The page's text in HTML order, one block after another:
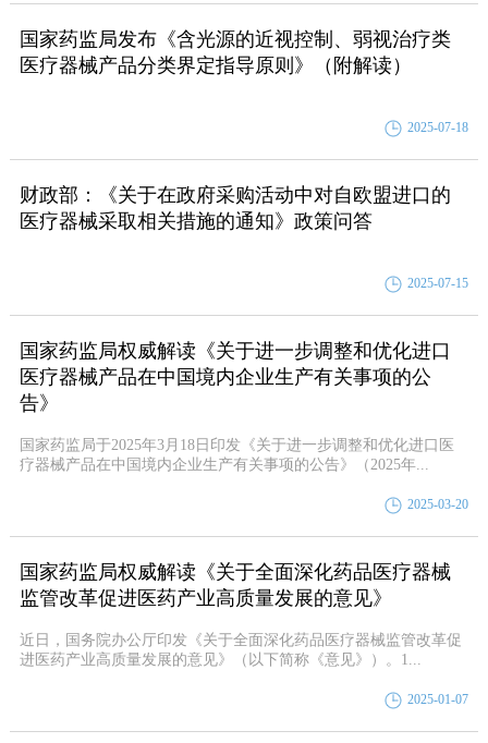
国家药监局发布《含光源的近视控制、弱视治疗类
医疗器械产品分类界定指导原则》（附解读）
2025-07-18
财政部：《关于在政府采购活动中对自欧盟进口的
医疗器械采取相关措施的通知》政策问答
2025-07-15
国家药监局权威解读《关于进一步调整和优化进口
医疗器械产品在中国境内企业生产有关事项的公
告》
国家药监局于2025年3月18日印发《关于进一步调整和优化进口医
疗器械产品在中国境内企业生产有关事项的公告》（2025年...
2025-03-20
国家药监局权威解读《关于全面深化药品医疗器械
监管改革促进医药产业高质量发展的意见》
近日，国务院办公厅印发《关于全面深化药品医疗器械监管改革促
进医药产业高质量发展的意见》（以下简称《意见》）。1...
2025-01-07